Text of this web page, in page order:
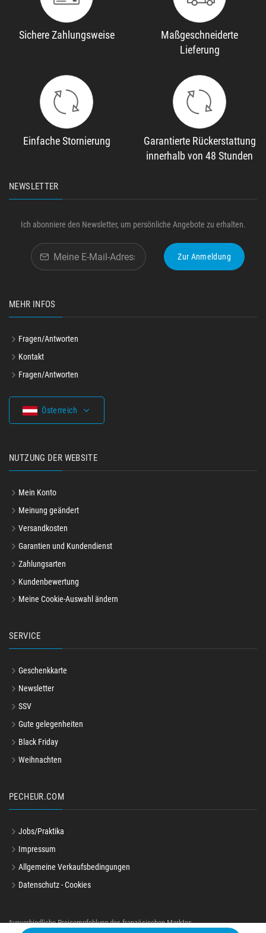
Sichere Zahlungsweise
Maßgeschneiderte
Lieferung
Einfache Stornierung
Garantierte Rückerstattung
innerhalb von 48 Stunden
NEWSLETTER
Ich abonniere den Newsletter, um persönliche Angebote zu erhalten.
Zur Anmeldung
MEHR INFOS
Fragen/Antworten
Kontakt
Fragen/Antworten
Österreich
NUTZUNG DER WEBSITE
Mein Konto
Meinung geändert
Versandkosten
Garantien und Kundendienst
Zahlungsarten
Kundenbewertung
Meine Cookie-Auswahl ändern
SERVICE
Geschenkkarte
Newsletter
SSV
Gute gelegenheiten
Black Friday
Weihnachten
PECHEUR.COM
Jobs/Praktika
Impressum
Allgemeine Verkaufsbedingungen
Datenschutz - Cookies
*unverbindliche Preisempfehlung des französischen Marktes